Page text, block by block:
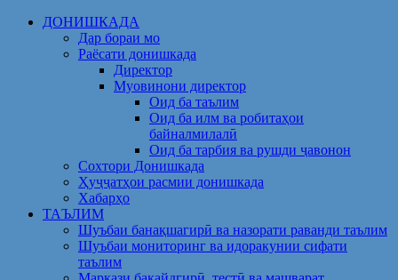
Skip
ДОНИШКАДА
Дар бораи мо
Раёсати донишкада
Директор
Муовинони директор
Оид ба таълим
Оид ба илм ва робитаҳои
байналмилалӣ
Оид ба тарбия ва рушди ҷавонон
Сохтори Донишкада
Ҳуҷҷатҳои расмии донишкада
Хабарҳо
ТАЪЛИМ
Шуъбаи банақшагирӣ ва назорати раванди таълим
Шуъбаи мониторинг ва идоракунии сифати
таълим